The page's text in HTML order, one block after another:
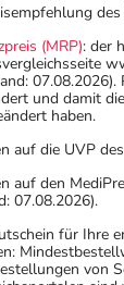
(MRP): der
07.08.2026).
und damit
haben.
auf die UVP
auf den
07.08.2026).
für Ihre
von